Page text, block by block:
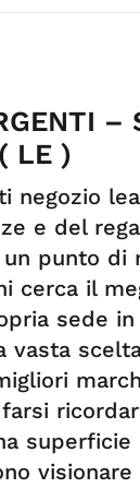
–
LE )
negozio
e del
punto di
cerca il
sede in
vasta
superficie